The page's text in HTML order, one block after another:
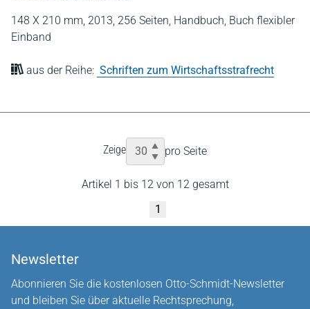
148 X 210 mm, 2013, 256 Seiten, Handbuch, Buch flexibler
Einband
aus der Reihe: Schriften zum Wirtschaftsstrafrecht
Zeige pro Seite
Artikel 1 bis 12 von 12 gesamt
1
Newsletter
Abonnieren Sie die kostenlosen Otto-Schmidt-Newsletter
und bleiben Sie über aktuelle Rechtsprechung,